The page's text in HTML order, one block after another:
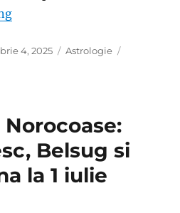
„Cinci zodii care vor avea un
4, 2025 Categories
Astrologie
Belsug si
la 1 iulie